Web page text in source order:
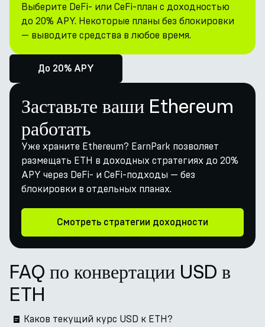
Выберите DeFi- или CeFi-план с доходностью
до 20% APY. Некоторые планы без блокировки
— выводите средства в любое время.
До 20% APY
Заставьте ваши Ethereum
работать
Уже храните Ethereum? EarnPark позволяет
размещать ETH в доходных стратегиях до 20%
APY через DeFi- и CeFi-подходы — без
блокировки в отдельных планах.
Смотреть стратегии доходности
FAQ по конвертации USD в
ETH
Каков текущий курс USD к ETH?